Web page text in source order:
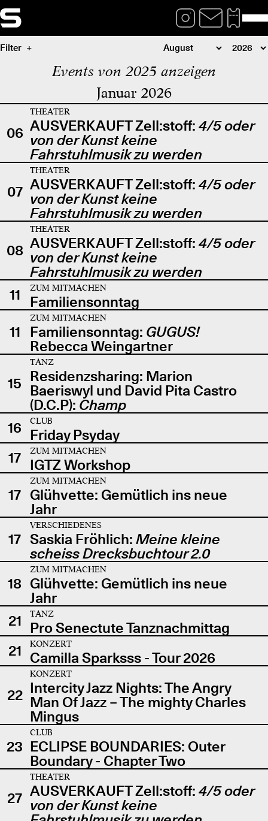
Filter
Events von 2025 anzeigen
Januar 2026
06
THEATER
AUSVERKAUFT Zell:stoff: 4/5 oder
von der Kunst keine
Fahrstuhlmusik zu werden
07
THEATER
AUSVERKAUFT Zell:stoff: 4/5 oder
von der Kunst keine
Fahrstuhlmusik zu werden
08
THEATER
AUSVERKAUFT Zell:stoff: 4/5 oder
von der Kunst keine
Fahrstuhlmusik zu werden
11
ZUM MITMACHEN
Familiensonntag
11
ZUM MITMACHEN
Familiensonntag: GUGUS!
Rebecca Weingartner
15
TANZ
Residenzsharing: Marion
Baeriswyl und David Pita Castro
(D.C.P): Champ
16
CLUB
Friday Psyday
17
ZUM MITMACHEN
IGTZ Workshop
17
ZUM MITMACHEN
Glühvette: Gemütlich ins neue
Jahr
17
VERSCHIEDENES
Saskia Fröhlich: Meine kleine
scheiss Drecksbuchtour 2.0
18
ZUM MITMACHEN
Glühvette: Gemütlich ins neue
Jahr
21
TANZ
Pro Senectute Tanznachmittag
21
KONZERT
Camilla Sparksss - Tour 2026
22
KONZERT
Intercity Jazz Nights: The Angry
Man Of Jazz – The mighty Charles
Mingus
23
CLUB
ECLIPSE BOUNDARIES: Outer
Boundary - Chapter Two
27
THEATER
AUSVERKAUFT Zell:stoff: 4/5 oder
von der Kunst keine